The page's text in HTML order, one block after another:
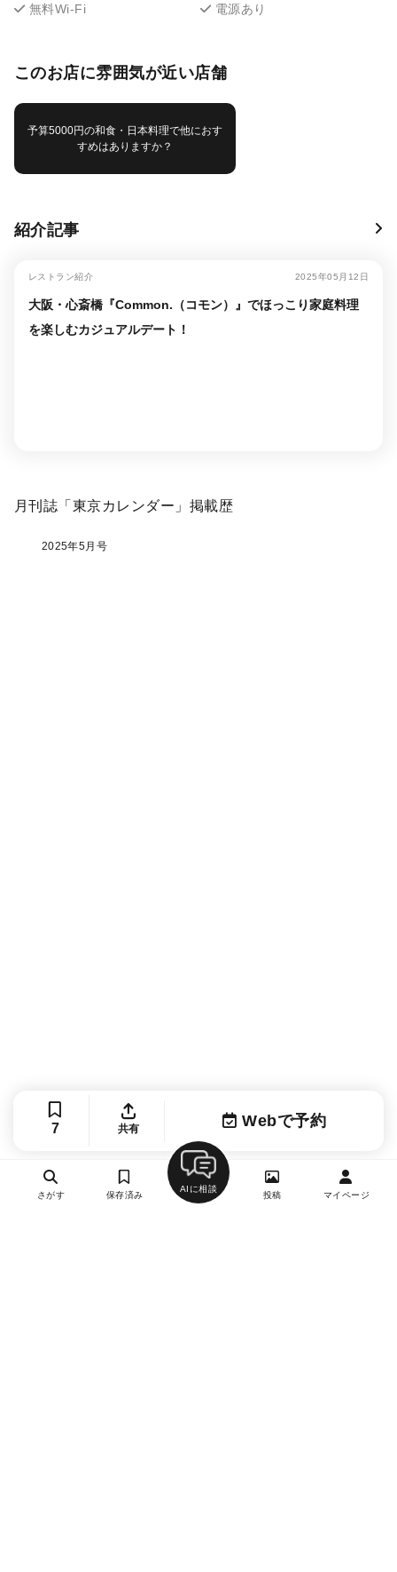
無料Wi-Fi 電源あり
このお店に雰囲気が近い店舗
予算5000円の和食・日本料理で他におす
すめはありますか？
紹介記事
レストラン紹介 2025年05月12日
大阪・心斎橋『Common.（コモン）』でほっこり家庭料理
を楽しむカジュアルデート！
月刊誌「東京カレンダー」掲載歴
2025年5月号
7 共有 Webで予約
さがす 保存済み
AIに相談
投稿 マイページ